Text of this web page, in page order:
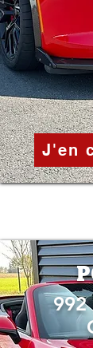
J'en
992